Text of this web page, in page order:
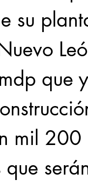
su
que
mil
que